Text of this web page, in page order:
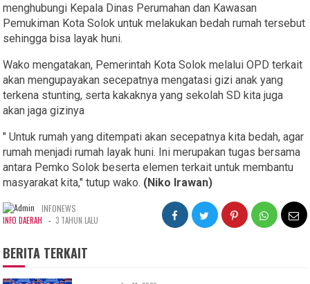
menghubungi Kepala Dinas Perumahan dan Kawasan
Pemukiman Kota Solok untuk melakukan bedah rumah tersebut
sehingga bisa layak huni.
Wako mengatakan, Pemerintah Kota Solok melalui OPD terkait
akan mengupayakan secepatnya mengatasi gizi anak yang
terkena stunting, serta kakaknya yang sekolah SD kita juga
akan jaga gizinya
" Untuk rumah yang ditempati akan secepatnya kita bedah, agar
rumah menjadi rumah layak huni. Ini merupakan tugas bersama
antara Pemko Solok beserta elemen terkait untuk membantu
masyarakat kita," tutup wako. (Niko Irawan)
INFONEWS
INFO DAERAH - 3 TAHUN LALU
BERITA TERKAIT